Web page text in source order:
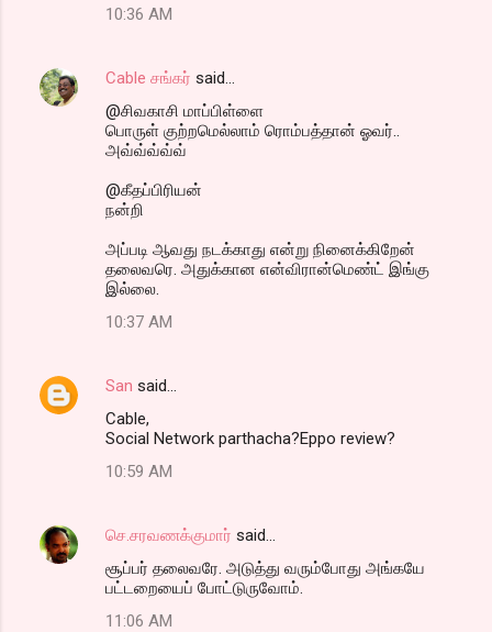
10:36 AM
Cable சங்கர் said…
@சிவகாசி மாப்பிள்ளை
பொருள் குற்றமெல்லாம் ரொம்பத்தான் ஓவர்..
அவ்வ்வ்வ்வ்
@கீதப்பிரியன்
நன்றி
அப்படி ஆவது நடக்காது என்று நினைக்கிறேன்
தலைவரெ. அதுக்கான என்விரான்மெண்ட் இங்கு
இல்லை.
10:37 AM
San said…
Cable,
Social Network parthacha?Eppo review?
10:59 AM
செ.சரவணக்குமார் said…
சூப்பர் தலைவரே. அடுத்து வரும்போது அங்கயே
பட்டறையைப் போட்டுருவோம்.
11:06 AM